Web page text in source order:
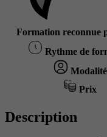
Formation reconnue
Rythme de
Modalité
Prix
Description